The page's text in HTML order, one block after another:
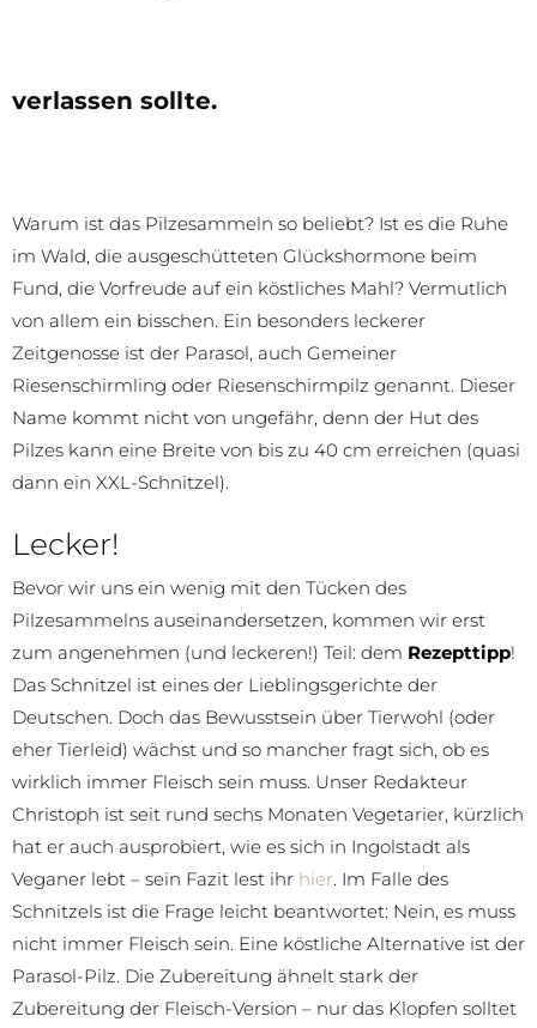
verlassen sollte.
Warum ist das Pilzesammeln so beliebt? Ist es die Ruhe
im Wald, die ausgeschütteten Glückshormone beim
Fund, die Vorfreude auf ein köstliches Mahl? Vermutlich
von allem ein bisschen. Ein besonders leckerer
Zeitgenosse ist der Parasol, auch Gemeiner
Riesenschirmling oder Riesenschirmpilz genannt. Dieser
Name kommt nicht von ungefähr, denn der Hut des
Pilzes kann eine Breite von bis zu 40 cm erreichen (quasi
dann ein XXL-Schnitzel).
Lecker!
Bevor wir uns ein wenig mit den Tücken des
Pilzesammelns auseinandersetzen, kommen wir erst
zum angenehmen (und leckeren!) Teil: dem Rezepttipp!
Das Schnitzel ist eines der Lieblingsgerichte der
Deutschen. Doch das Bewusstsein über Tierwohl (oder
eher Tierleid) wächst und so mancher fragt sich, ob es
wirklich immer Fleisch sein muss. Unser Redakteur
Christoph ist seit rund sechs Monaten Vegetarier, kürzlich
hat er auch ausprobiert, wie es sich in Ingolstadt als
Veganer lebt – sein Fazit lest ihr hier. Im Falle des
Schnitzels ist die Frage leicht beantwortet: Nein, es muss
nicht immer Fleisch sein. Eine köstliche Alternative ist der
Parasol-Pilz. Die Zubereitung ähnelt stark der
Zubereitung der Fleisch-Version – nur das Klopfen solltet